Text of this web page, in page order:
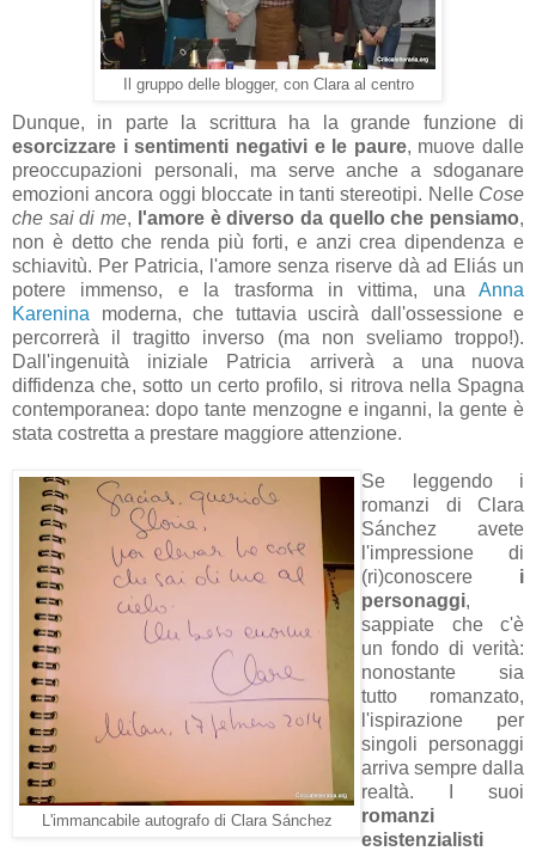
Il gruppo delle blogger, con Clara al centro
Dunque, in parte la scrittura ha la grande funzione di
esorcizzare i sentimenti negativi e le paure, muove dalle
preoccupazioni personali, ma serve anche a sdoganare
emozioni ancora oggi bloccate in tanti stereotipi. Nelle Cose
che sai di me, l'amore è diverso da quello che pensiamo,
non è detto che renda più forti, e anzi crea dipendenza e
schiavitù. Per Patricia, l'amore senza riserve dà ad Eliás un
potere immenso, e la trasforma in vittima, una Anna
Karenina moderna, che tuttavia uscirà dall'ossessione e
percorrerà il tragitto inverso (ma non sveliamo troppo!).
Dall'ingenuità iniziale Patricia arriverà a una nuova
diffidenza che, sotto un certo profilo, si ritrova nella Spagna
contemporanea: dopo tante menzogne e inganni, la gente è
stata costretta a prestare maggiore attenzione.
L'immancabile autografo di Clara Sánchez
Se leggendo i
romanzi di Clara
Sánchez avete
l'impressione di
(ri)conoscere i
personaggi,
sappiate che c'è
un fondo di verità:
nonostante sia
tutto romanzato,
l'ispirazione per
singoli personaggi
arriva sempre dalla
realtà. I suoi
romanzi
esistenzialisti